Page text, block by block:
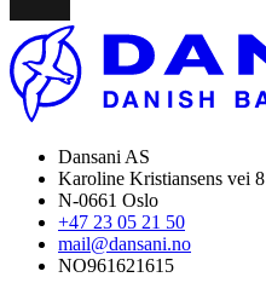
Dansani AS
Karoline Kristiansens vei 8
N-0661 Oslo
+47 23 05 21 50
mail@dansani.no
NO961621615